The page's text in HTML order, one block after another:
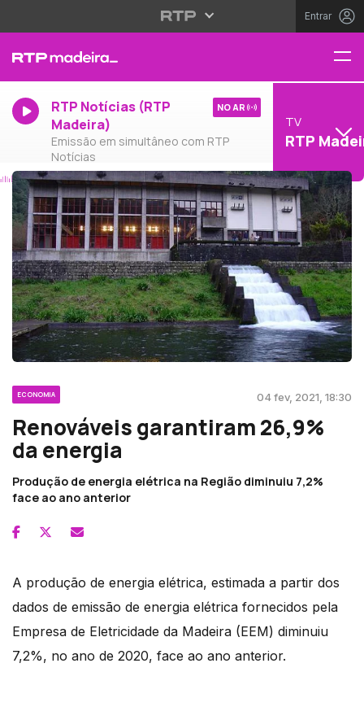
Entrar
RTP Notícias (RTP
Madeira)
Emissão em simultâneo com RTP
Notícias
NO AR
TV
RTP
ECONOMIA 04 fev, 2021, 18:30
Renováveis garantiram 26,9%
da energia
Produção de energia elétrica na Região diminuiu 7,2%
face ao ano anterior
A produção de energia elétrica, estimada a partir dos
dados de emissão de energia elétrica fornecidos pela
Empresa de Eletricidade da Madeira (EEM) diminuiu
7,2%, no ano de 2020, face ao ano anterior.